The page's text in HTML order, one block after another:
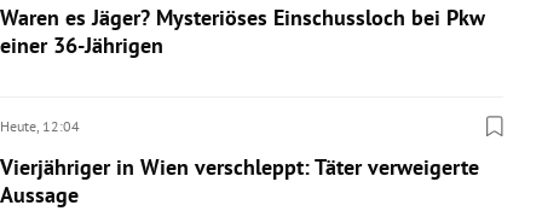
Untermenü
Untermenü
Untermenü
Waren es Jäger? Mysteriöses Einschussloch bei Pkw
einer 36-Jährigen
Heute, 12:04
Vierjähriger in Wien verschleppt: Täter verweigerte
Aussage